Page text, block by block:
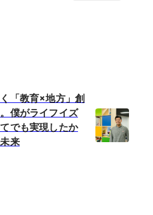
「教育×地方」創
僕がライフイズ
でも実現したか
来